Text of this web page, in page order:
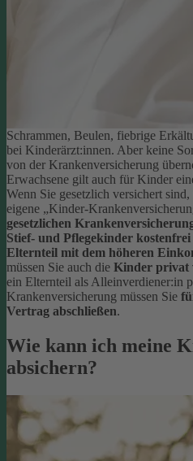
Schrammen, Beulen, fiebrige
bei Kinderärzt:innen. Aber keine
von der Krankenversicherung
Erwachsene gilt auch für Kinder
Wenn Sie gesetzlich versichert
eigene „Kinder-
gesetzlichen
Stief- und Pflegekinder
Elternteil mit dem höheren
müssen Sie auch die Kinder privat
ein Elternteil als Alleinverdiener:in
Krankenversicherung müssen Sie
Vertrag abschließen.
Wie kann ich meine
absichern?